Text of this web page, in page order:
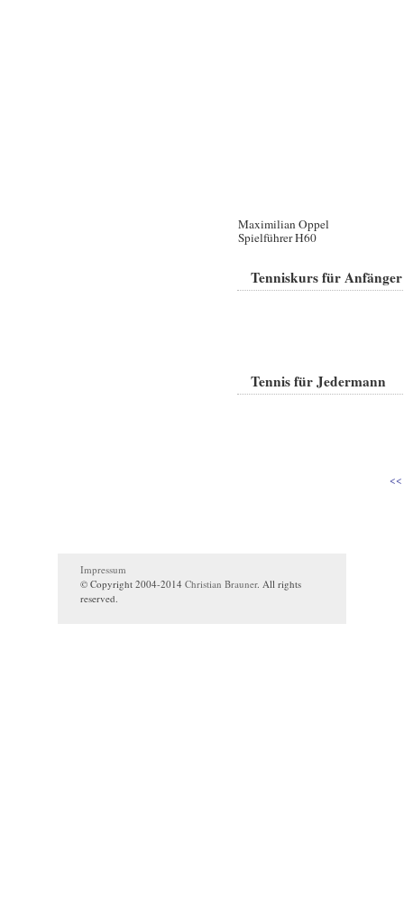
Maximilian Oppel
Spielführer H60
Tenniskurs für Anfänger
Tennis für Jedermann
Impressum
© Copyright 2004-2014 Christian Brauner. All rights
reserved.